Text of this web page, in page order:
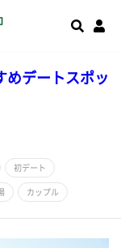
めデートスポッ
初デート
カップル